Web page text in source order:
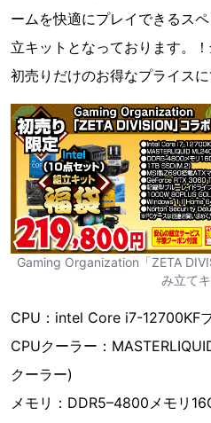
ームを快適にプレイできるス
立キットとなっております。
初売りだけのお得なプライス
Gaming Organization「ZETA
み立て
CPU：intel Core i7-12700KF
CPUクーラー：
クーラー)
メモリ：DDR5–4800メモリ